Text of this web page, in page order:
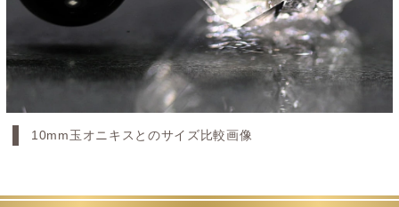
10mm玉オニキスとのサイズ比較画像